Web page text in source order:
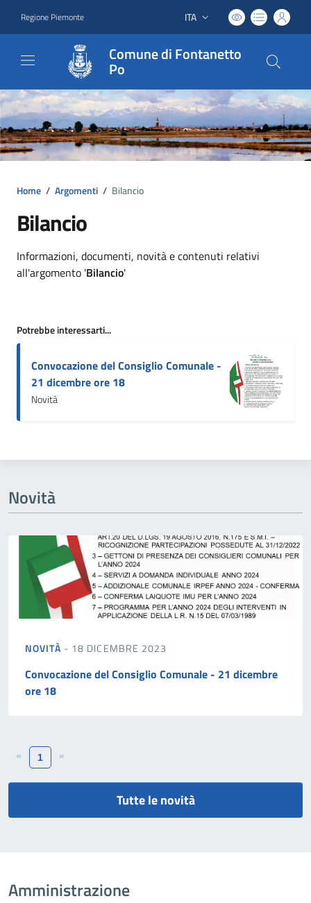
Regione Piemonte Lingua attiva:
ITA
Comune di Fontanetto
Po
Home / Argomenti / Bilancio
Bilancio
Dettagli argomento
Informazioni, documenti, novità e contenuti relativi
all'argomento 'Bilancio'
Potrebbe interessarti...
Convocazione del Consiglio Comunale -
21 dicembre ore 18
Novità
Novità
NOVITÀ - 18 DICEMBRE 2023
Convocazione del Consiglio Comunale - 21 dicembre
ore 18
« 1 »
Tutte le novità
Amministrazione